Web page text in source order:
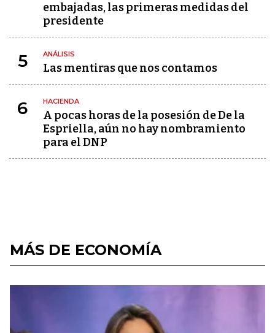
embajadas, las primeras medidas del
presidente
5 ANÁLISIS
Las mentiras que nos contamos
6 HACIENDA
A pocas horas de la posesión de De la
Espriella, aún no hay nombramiento
para el DNP
MÁS DE ECONOMÍA